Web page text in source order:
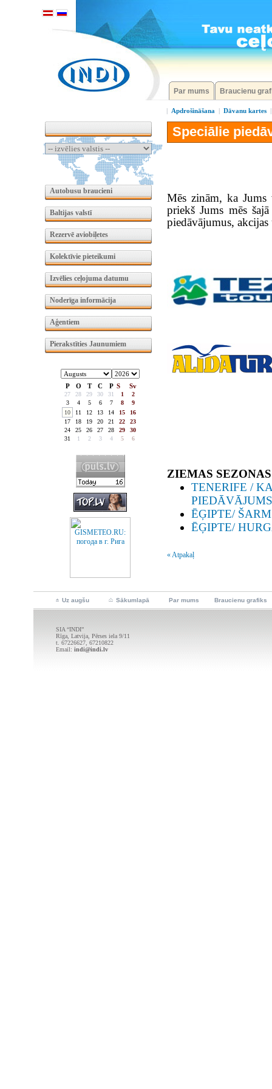
Par mums Braucienu
| Apdrošināšana | Dāvanu kartes
Autobusu braucieni
Baltijas valstī
Rezervē aviobiļetes
Kolektīvie pieteikumi
Izvēlies ceļojuma datumu
Noderīga informācija
Aģentiem
Pierakstīties Jaunumiem
P O T C P S Sv
27 28 29 30 31 1
2
3
4 5 6 7 8
9
10
11 12 13 14 15
16
17
18 19 20 21 22
23
24
25 26 27 28 29
30
31
1 2 3 4 5 6
Speciālie
Mēs zinām, ka
priekš Jums mēs
piedāvājumus,
ZIEMAS
TENERIFE /
ĒĢIPTE/
ĒĢIPTE/
« Atpakaļ
Uz augšu Sākumlapā Par mums Braucienu grafiks
SIA “INDI”
Rīga, Latvija, Pērses iela 9/11
t. 67226627, 67210822
Email: indi@indi.lv